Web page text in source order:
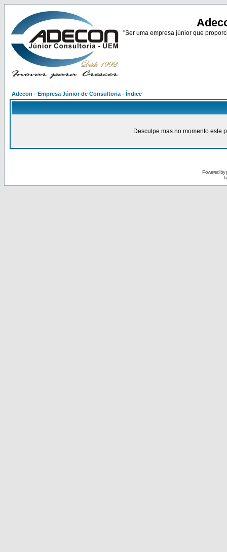
"Ser uma empresa júnior que
Adecon - Empresa Júnior de Consultoria - Índice
Desculpe mas no momento este
Powered by